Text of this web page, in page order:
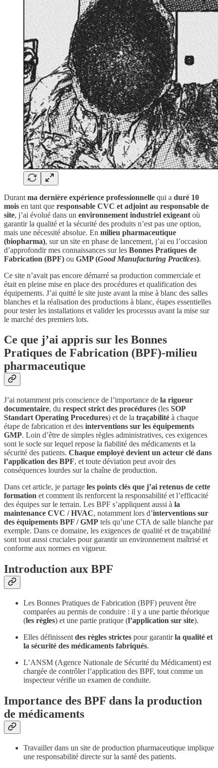
Durant ma dernière expérience professionnelle qui a duré 10
mois en tant que responsable CVC et adjoint au responsable de
site, j’ai évolué dans un environnement industriel exigeant où
garantir la qualité et la sécurité des produits n’est pas une option,
mais une nécessité absolue. En milieu pharmaceutique
(biopharma), sur un site en phase de lancement, j’ai eu l’occasion
d’approfondir mes connaissances sur les Bonnes Pratiques de
Fabrication (BPF) ou GMP (Good Manufacturing Practices).
Ce site n’avait pas encore démarré sa production commerciale et
était en pleine mise en place des procédures et qualification des
équipements. J’ai quitté le site juste avant la mise à blanc des salles
blanches et la réalisation des productions à blanc, étapes essentielles
pour tester les installations et valider les processus avant la mise sur
le marché des premiers lots.
Ce que j’ai appris sur les Bonnes
Pratiques de Fabrication (BPF)-milieu
pharmaceutique
J’ai notamment pris conscience de l’importance de la rigueur
documentaire, du respect strict des procédures (les SOP
Standart Operating Procedures) et de la traçabilité à chaque
étape de fabrication et des interventions sur les équipements
GMP. Loin d’être de simples règles administratives, ces exigences
sont le socle sur lequel repose la fiabilité des médicaments et la
sécurité des patients. Chaque employé devient un acteur clé dans
l’application des BPF, et toute déviation peut avoir des
conséquences lourdes sur la chaîne de production.
Dans cet article, je partage les points clés que j’ai retenus de cette
formation et comment ils renforcent la responsabilité et l’efficacité
des équipes sur le terrain. Les BPF s’appliquent aussi à la
maintenance CVC / HVAC, notamment lors d’interventions sur
des équipements BPF / GMP tels qu’une CTA de salle blanche par
exemple. Dans ce domaine, les exigences de qualité et de traçabilité
sont tout aussi cruciales pour garantir un environnement maîtrisé et
conforme aux normes en vigueur.
Introduction aux BPF
Les Bonnes Pratiques de Fabrication (BPF) peuvent être
comparées au permis de conduire : il y a une partie théorique
(les règles) et une partie pratique (l’application sur site).
Elles définissent des règles strictes pour garantirla qualité et
la sécurité des médicaments fabriqués.
L’ANSM (Agence Nationale de Sécurité du Médicament) est
chargée de contrôler l’application des BPF, tout comme un
inspecteur vérifie un examen de conduite.
Importance des BPF dans la production
de médicaments
Travailler dans un site de production pharmaceutique implique
une responsabilité directe sur la santé des patients.